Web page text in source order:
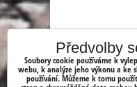
Předvolby
Soubory cookie používáme k
webu, k analýze jeho výkonu a ke
používání. Můžeme k tomu